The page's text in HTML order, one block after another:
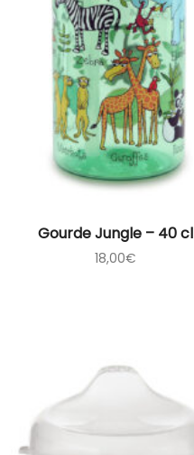
Gourde Jungle – 40 cl
18,00€